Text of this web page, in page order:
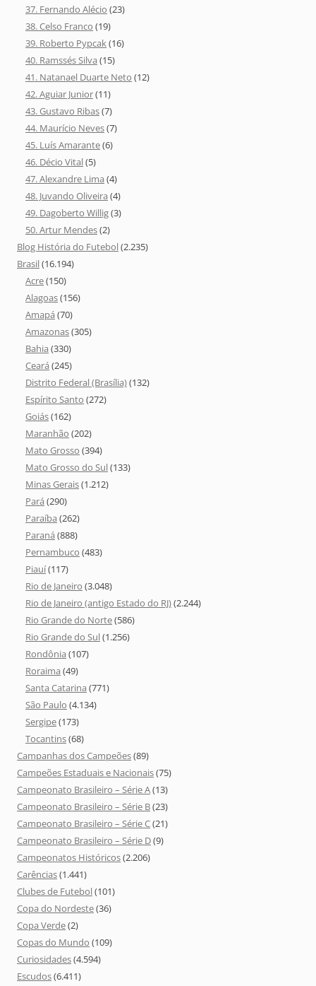
37. Fernando Alécio (23)
38. Celso Franco (19)
39. Roberto Pypcak(16)
40. Ramssés Silva (15)
41. Natanael Duarte Neto (12)
42. Aguiar Junior(11)
43. Gustavo Ribas(7)
44. Maurício Neves(7)
45. Luís Amarante(6)
46. Décio Vital(5)
47. Alexandre Lima (4)
48. Juvando Oliveira (4)
49. Dagoberto Willig(3)
50. Artur Mendes(2)
Blog História do Futebol(2.235)
Brasil(16.194)
Acre(150)
Alagoas(156)
Amapá (70)
Amazonas(305)
Bahia (330)
Ceará (245)
Distrito Federal (Brasília)(132)
Espírito Santo (272)
Goiás(162)
Maranhão (202)
Mato Grosso (394)
Mato Grosso do Sul(133)
Minas Gerais(1.212)
Pará (290)
Paraíba (262)
Paraná (888)
Pernambuco (483)
Piauí(117)
Rio de Janeiro (3.048)
Rio de Janeiro (antigo Estado do RJ)(2.244)
Rio Grande do Norte(586)
Rio Grande do Sul(1.256)
Rondônia (107)
Roraima (49)
Santa Catarina (771)
São Paulo (4.134)
Sergipe(173)
Tocantins(68)
Campanhas dos Campeões(89)
Campeões Estaduais e Nacionais(75)
Campeonato Brasileiro – Série A(13)
Campeonato Brasileiro – Série B(23)
Campeonato Brasileiro – Série C(21)
Campeonato Brasileiro – Série D(9)
Campeonatos Históricos(2.206)
Carências(1.441)
Clubes de Futebol(101)
Copa do Nordeste(36)
Copa Verde(2)
Copas do Mundo (109)
Curiosidades(4.594)
Escudos(6.411)